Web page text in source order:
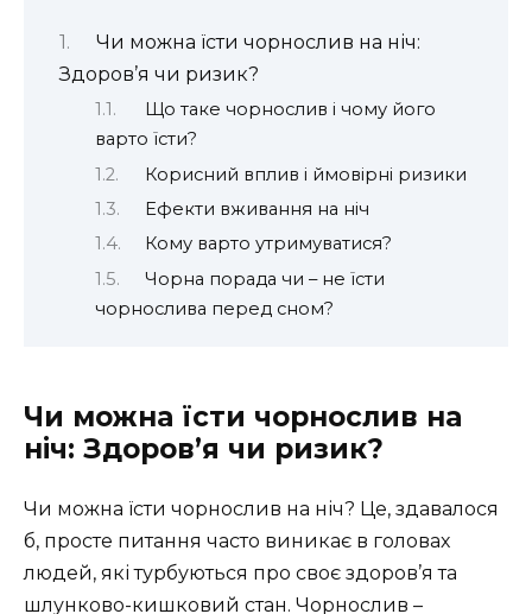
Чи можна їсти чорнослив на ніч:
Здоров’я чи ризик?
Що таке чорнослив і чому його
варто їсти?
Корисний вплив і ймовірні ризики
Ефекти вживання на ніч
Кому варто утримуватися?
Чорна порада чи – не їсти
чорнослива перед сном?
Чи можна їсти чорнослив на
ніч: Здоров’я чи ризик?
Чи можна їсти чорнослив на ніч? Це, здавалося
б, просте питання часто виникає в головах
людей, які турбуються про своє здоров’я та
шлунково-кишковий стан. Чорнослив –